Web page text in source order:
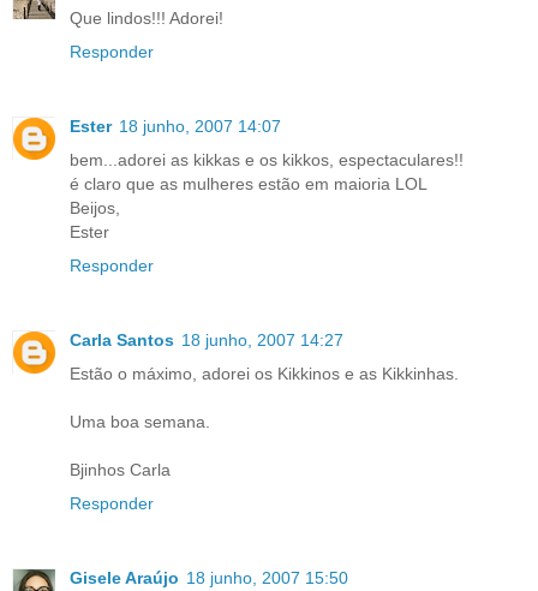
Que lindos!!! Adorei!
Responder
Ester 18 junho, 2007 14:07
bem...adorei as kikkas e os kikkos, espectaculares!!
é claro que as mulheres estão em maioria LOL
Beijos,
Ester
Responder
Carla Santos 18 junho, 2007 14:27
Estão o máximo, adorei os Kikkinos e as Kikkinhas.
Uma boa semana.
Bjinhos Carla
Responder
Gisele Araújo 18 junho, 2007 15:50